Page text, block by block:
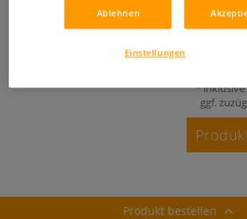
verjüngenden Pinselstrichen.
Mehr
inklusive
ggf.
Produkt bestellen
Ablehnen
Einstellungen